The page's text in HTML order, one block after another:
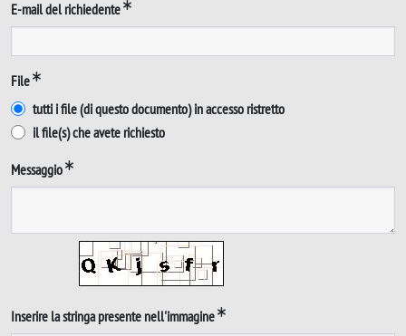
E-mail del richiedente
File
tutti i file (di questo documento) in accesso ristretto
il file(s) che avete richiesto
Messaggio
Inserire la stringa presente nell'immagine